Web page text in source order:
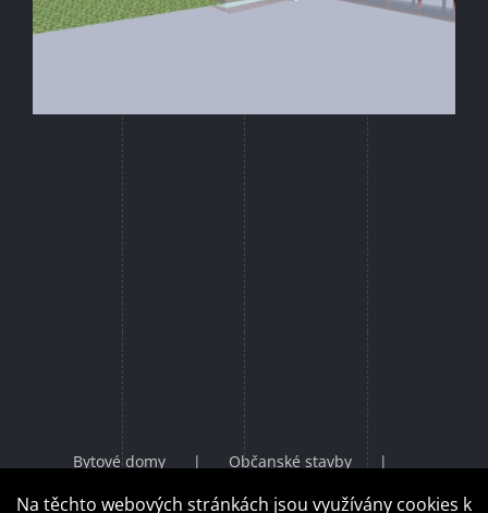
Bytové domy
Občanské stavby
Průmyslové stavby
Rodinné domy
Na těchto webových stránkách jsou využívány cookies k